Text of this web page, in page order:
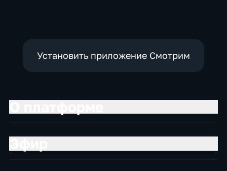
Установить приложение Смотрим